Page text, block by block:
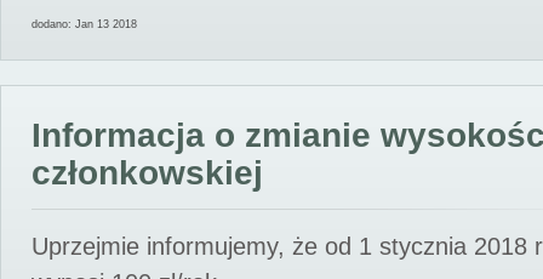
dodano: Jan 13 2018
Informacja o zmianie
członkowskiej
Uprzejmie informujemy, że od 1 stycznia 2018